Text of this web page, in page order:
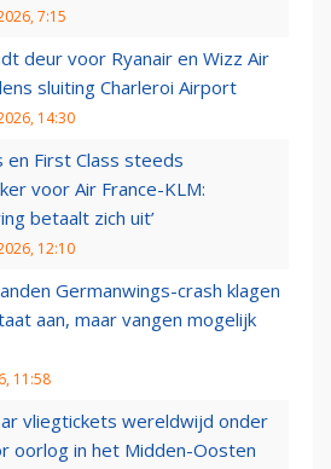
7:15
deur voor Ryanair en Wizz Air
sluiting Charleroi Airport
14:30
en First Class steeds
voor Air France-KLM:
betaalt zich uit’
12:10
Germanwings-crash klagen
aan, maar vangen mogelijk
11:58
vliegtickets wereldwijd onder
oorlog in het Midden-Oosten